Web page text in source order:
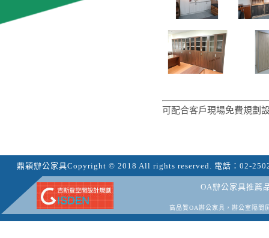
可配合客戶現場免費規劃
鼎穎辦公家具Copyright © 2018 All rights reserved. 電話： 02-
OA辦公家具推薦
高品質OA辦公家具，辦公室隔間